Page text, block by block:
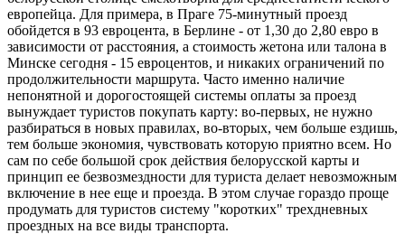
европейца. Для примера, в Праге 75-минутный проезд
обойдется в 93 евроцента, в Берлине - от 1,30 до 2,80 евро в
зависимости от расстояния, а стоимость жетона или талона в
Минске сегодня - 15 евроцентов, и никаких ограничений по
продолжительности маршрута. Часто именно наличие
непонятной и дорогостоящей системы оплаты за проезд
вынуждает туристов покупать карту: во-первых, не нужно
разбираться в новых правилах, во-вторых, чем больше ездишь,
тем больше экономия, чувствовать которую приятно всем. Но
сам по себе большой срок действия белорусской карты и
принцип ее безвозмездности для туриста делает невозможным
включение в нее еще и проезда. В этом случае гораздо проще
продумать для туристов систему "коротких" трехдневных
проездных на все виды транспорта.